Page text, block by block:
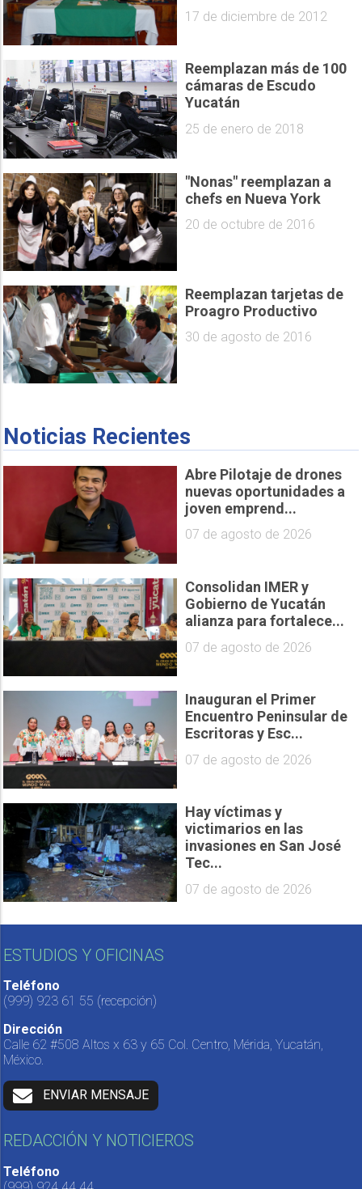
17 de diciembre de 2012
Reemplazan más de 100
cámaras de Escudo
Yucatán
25 de enero de 2018
"Nonas" reemplazan a
chefs en Nueva York
20 de octubre de 2016
Reemplazan tarjetas de
Proagro Productivo
30 de agosto de 2016
Noticias Recientes
Abre Pilotaje de drones
nuevas oportunidades a
joven emprend...
07 de agosto de 2026
Consolidan IMER y
Gobierno de Yucatán
alianza para fortalece...
07 de agosto de 2026
Inauguran el Primer
Encuentro Peninsular de
Escritoras y Esc...
07 de agosto de 2026
Hay víctimas y
victimarios en las
invasiones en San José
Tec...
07 de agosto de 2026
ESTUDIOS Y OFICINAS
Teléfono
(999) 923 61 55 (recepción)
Dirección
Calle 62 #508 Altos x 63 y 65 Col. Centro, Mérida, Yucatán,
México.
ENVIAR MENSAJE
REDACCIÓN Y NOTICIEROS
Teléfono